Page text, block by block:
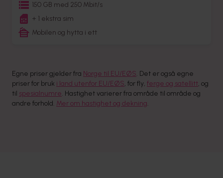
150 GB med 250 Mbit/s
+ 1 ekstra sim
Mobilen og hytta i ett
Egne priser gjelder fra Norge til EU/EØS. Det er også egne
priser for bruk i land utenfor EU/EØS, for fly, ferge og satellitt, og
til spesialnumre. Hastighet varierer fra område til område og
andre forhold. Mer om hastighet og dekning.